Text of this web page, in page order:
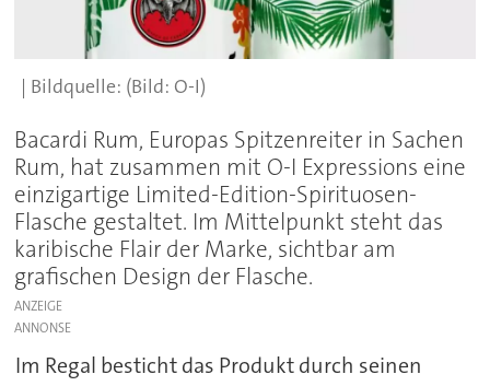
(Bild: O-I)
Bacardi Rum, Europas Spitzenreiter in Sachen
Rum, hat zusammen mit O-I Expressions eine
einzigartige Limited-Edition-Spirituosen-
Flasche gestaltet. Im Mittelpunkt steht das
karibische Flair der Marke, sichtbar am
grafischen Design der Flasche.
ANZEIGE
Im Regal besticht das Produkt durch seinen